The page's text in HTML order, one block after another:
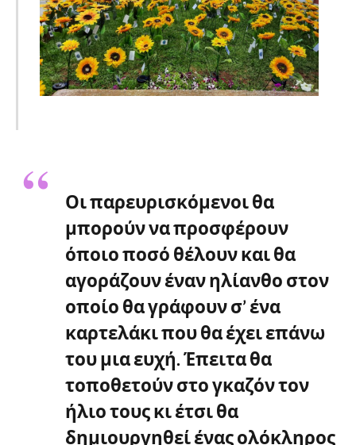
Οι παρευρισκόμενοι θα
μπορούν να προσφέρουν
όποιο ποσό θέλουν και θα
αγοράζουν έναν ηλίανθο στον
οποίο θα γράφουν σ’ ένα
καρτελάκι που θα έχει επάνω
του μια ευχή. Έπειτα θα
τοποθετούν στο γκαζόν τον
ήλιο τους κι έτσι θα
δημιουργηθεί ένας ολόκληρος